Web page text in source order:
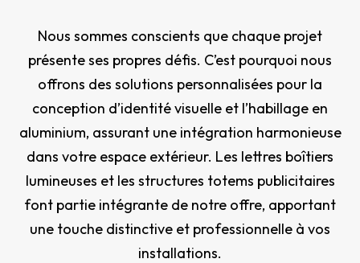
Nous sommes conscients que chaque projet
présente ses propres défis. C’est pourquoi nous
offrons des solutions personnalisées pour la
conception d’identité visuelle et l’habillage en
aluminium, assurant une intégration harmonieuse
dans votre espace extérieur. Les lettres boîtiers
lumineuses et les structures totems publicitaires
font partie intégrante de notre offre, apportant
une touche distinctive et professionnelle à vos
installations.